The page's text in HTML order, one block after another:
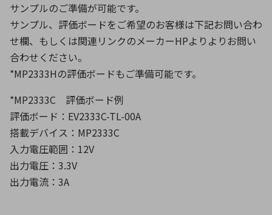
サンプルのご準備が可能です。
サンプル、評価ボードをご希望のお客様は下記お問い合わ
せ欄、もしくは関連リンクのメーカーHPよりよりお問い
合わせください。
*MP2333Hの評価ボードもご準備可能です。
*MP2333C 評価ボード例
評価ボード：EV2333C-TL-00A
搭載デバイス：MP2333C
入力電圧範囲：12V
出力電圧：3.3V
出力電流：3A